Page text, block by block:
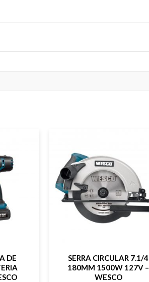
DE
SERRA CIRCULAR 7.1/4
180MM 1500W 127V –
WESCO